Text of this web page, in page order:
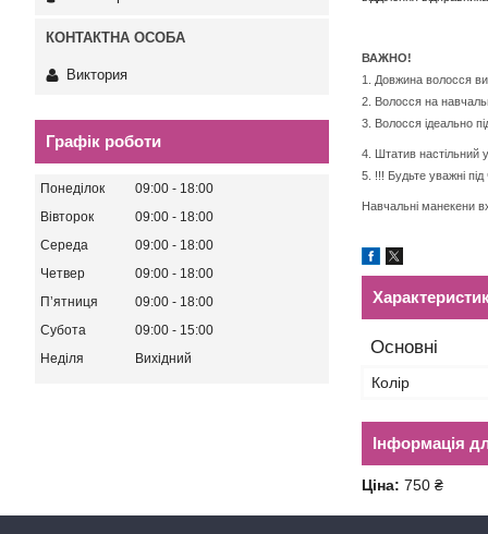
ВАЖНО!
1. Довжина волосся
2. Волосся на
3. Волосся ідеально
4. Штатив настільний
5. !!! Будьте уважні
Навчальні манекени
Основні
Колір
Інформація
Ціна: 750 ₴
Виктория
Графік роботи
Понеділок 09:00
18:00
Вівторок
09:00
18:00
Середа
09:00
18:00
Четвер
09:00
18:00
Пʼятниця
09:00
18:00
Субота
09:00
15:00
Неділя
Вихідний